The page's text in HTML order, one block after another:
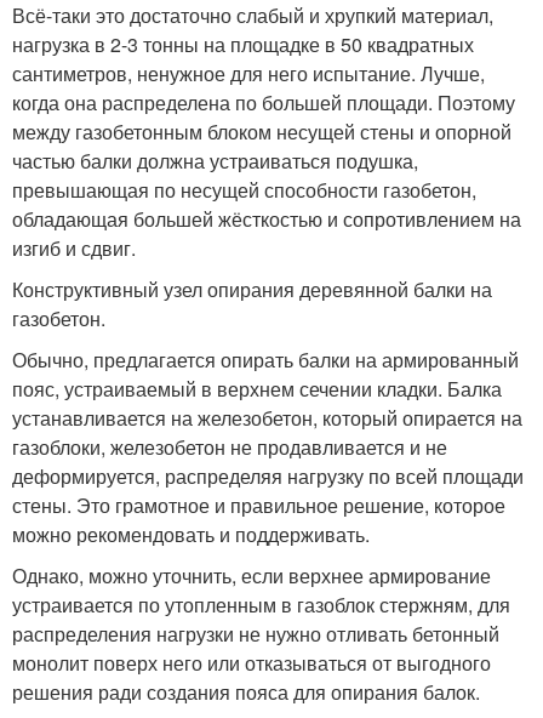
Всё-таки это достаточно слабый и хрупкий материал,
нагрузка в 2-3 тонны на площадке в 50 квадратных
сантиметров, ненужное для него испытание. Лучше,
когда она распределена по большей площади. Поэтому
между газобетонным блоком несущей стены и опорной
частью балки должна устраиваться подушка,
превышающая по несущей способности газобетон,
обладающая большей жёсткостью и сопротивлением на
изгиб и сдвиг.
Конструктивный узел опирания деревянной балки на
газобетон.
Обычно, предлагается опирать балки на армированный
пояс, устраиваемый в верхнем сечении кладки. Балка
устанавливается на железобетон, который опирается на
газоблоки, железобетон не продавливается и не
деформируется, распределяя нагрузку по всей площади
стены. Это грамотное и правильное решение, которое
можно рекомендовать и поддерживать.
Однако, можно уточнить, если верхнее армирование
устраивается по утопленным в газоблок стержням, для
распределения нагрузки не нужно отливать бетонный
монолит поверх него или отказываться от выгодного
решения ради создания пояса для опирания балок.